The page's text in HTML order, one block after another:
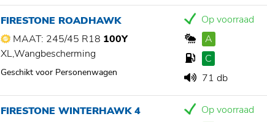
FIRESTONE ROADHAWK
MAAT: 245/45 R18 100Y
XL,Wangbescherming
Geschikt voor Personenwagen
Op voorraad
A
C
71 db
FIRESTONE WINTERHAWK 4
Op voorraad